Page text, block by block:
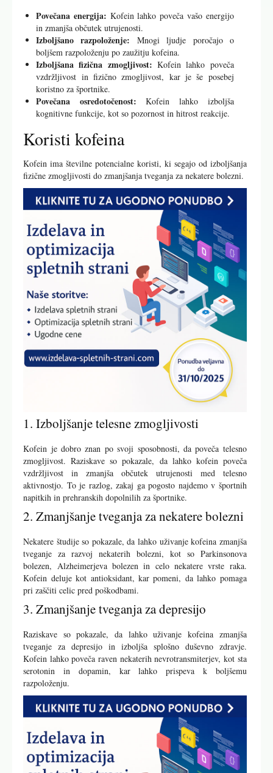
Povečana energija: Kofein lahko poveča vašo energijo
in zmanjša občutek utrujenosti.
Izboljšano razpoloženje: Mnogi ljudje poročajo o
boljšem razpoloženju po zaužitju kofeina.
Izboljšana fizična zmogljivost: Kofein lahko poveča
vzdržljivost in fizično zmogljivost, kar je še posebej
koristno za športnike.
Povečana osredotočenost: Kofein lahko izboljša
kognitivne funkcije, kot so pozornost in hitrost reakcije.
Koristi kofeina
Kofein ima številne potencialne koristi, ki segajo od izboljšanja
fizične zmogljivosti do zmanjšanja tveganja za nekatere bolezni.
1. Izboljšanje telesne zmogljivosti
Kofein je dobro znan po svoji sposobnosti, da poveča telesno
zmogljivost. Raziskave so pokazale, da lahko kofein poveča
vzdržljivost in zmanjša občutek utrujenosti med telesno
aktivnostjo. To je razlog, zakaj ga pogosto najdemo v športnih
napitkih in prehranskih dopolnilih za športnike.
2. Zmanjšanje tveganja za nekatere bolezni
Nekatere študije so pokazale, da lahko uživanje kofeina zmanjša
tveganje za razvoj nekaterih bolezni, kot so Parkinsonova
bolezen, Alzheimerjeva bolezen in celo nekatere vrste raka.
Kofein deluje kot antioksidant, kar pomeni, da lahko pomaga
pri zaščiti celic pred poškodbami.
3. Zmanjšanje tveganja za depresijo
Raziskave so pokazale, da lahko uživanje kofeina zmanjša
tveganje za depresijo in izboljša splošno duševno zdravje.
Kofein lahko poveča raven nekaterih nevrotransmiterjev, kot sta
serotonin in dopamin, kar lahko prispeva k boljšemu
razpoloženju.